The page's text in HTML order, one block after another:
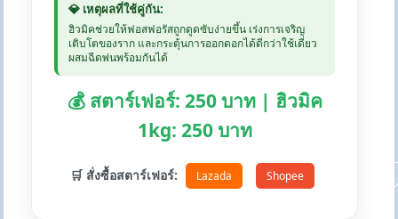
💎 เหตุผลที่ใช้คู่กัน:
ฮิวมิคช่วยให้ฟอสฟอรัสถูกดูดซับง่ายขึ้น เร่งการเจริญ
เติบโตของราก และกระตุ้นการออกดอกได้ดีกว่าใช้เดี่ยว
ผสมฉีดพ่นพร้อมกันได้
💰 สตาร์เฟอร์: 250 บาท | ฮิวมิค
1kg: 250 บาท
🛒 สั่งซื้อสตาร์เฟอร์: Lazada Shopee